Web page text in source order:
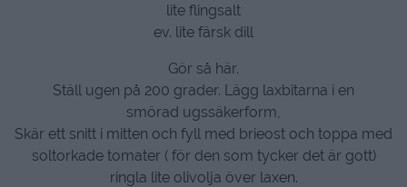
lite flingsalt
ev. lite färsk dill
Gör så här.
Ställ ugen på 200 grader. Lägg laxbitarna i en
smörad ugssäkerform,
Skär ett snitt i mitten och fyll med brieost och toppa med
soltorkade tomater ( för den som tycker det är gott)
ringla lite olivolja över laxen.